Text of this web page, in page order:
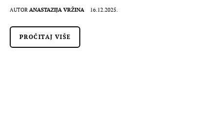
AUTOR ANASTAZIJA VRŽINA 16.12.2025.
PROČITAJ VIŠE